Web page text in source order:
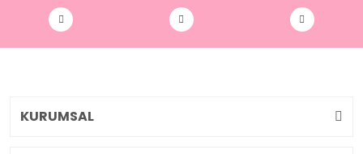
KURUMSAL